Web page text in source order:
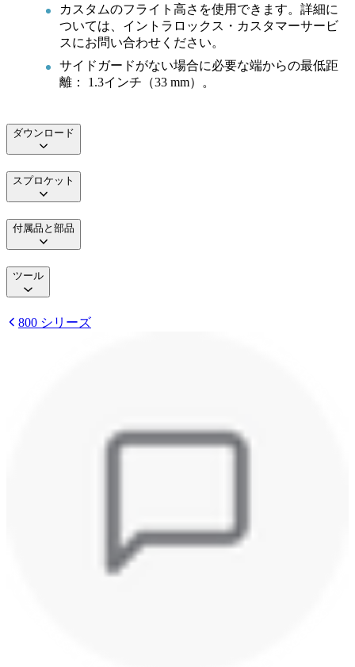
カスタムのフライト高さを使用できます。詳細に
ついては、イントラロックス・カスタマーサービ
スにお問い合わせください。
サイドガードがない場合に必要な端からの最低距
離： 1.3インチ（33 mm）。
ダウンロード
スプロケット
付属品と部品
ツール
800 シリーズ